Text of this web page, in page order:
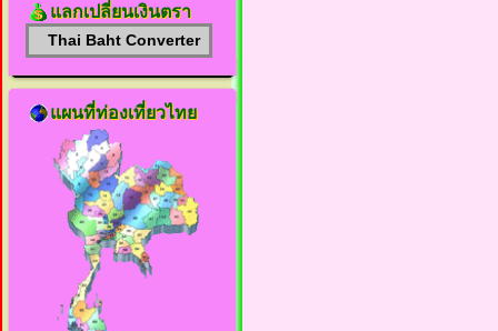
แลกเปลี่ยนเงินตรา
Thai Baht Converter
แผนที่ท่องเที่ยวไทย